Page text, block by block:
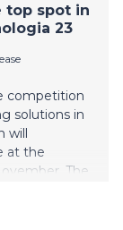
top spot in
23
competition
solutions in
will
at the
The